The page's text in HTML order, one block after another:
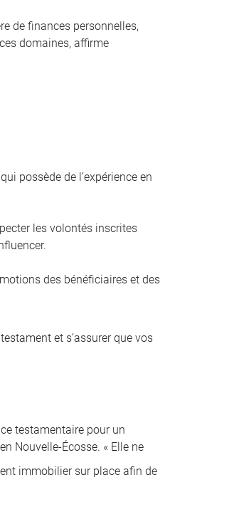
de finances personnelles,
domaines, affirme
possède de l’expérience en
les volontés inscrites
des bénéficiaires et des
et s’assurer que vos
testamentaire pour un
Nouvelle-Écosse. « Elle ne
immobilier sur place afin de